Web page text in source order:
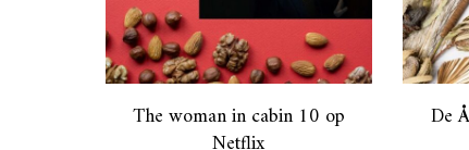
The woman in cabin 10 op
De